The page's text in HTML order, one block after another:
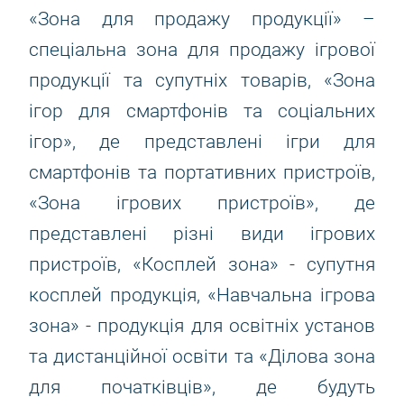
«Зона для продажу продукції» –
спеціальна зона для продажу ігрової
продукції та супутніх товарів, «Зона
ігор для смартфонів та соціальних
ігор», де представлені ігри для
смартфонів та портативних пристроїв,
«Зона ігрових пристроїв», де
представлені різні види ігрових
пристроїв, «Косплей зона» - супутня
косплей продукція, «Навчальна ігрова
зона» - продукція для освітніх установ
та дистанційної освіти та «Ділова зона
для початківців», де будуть